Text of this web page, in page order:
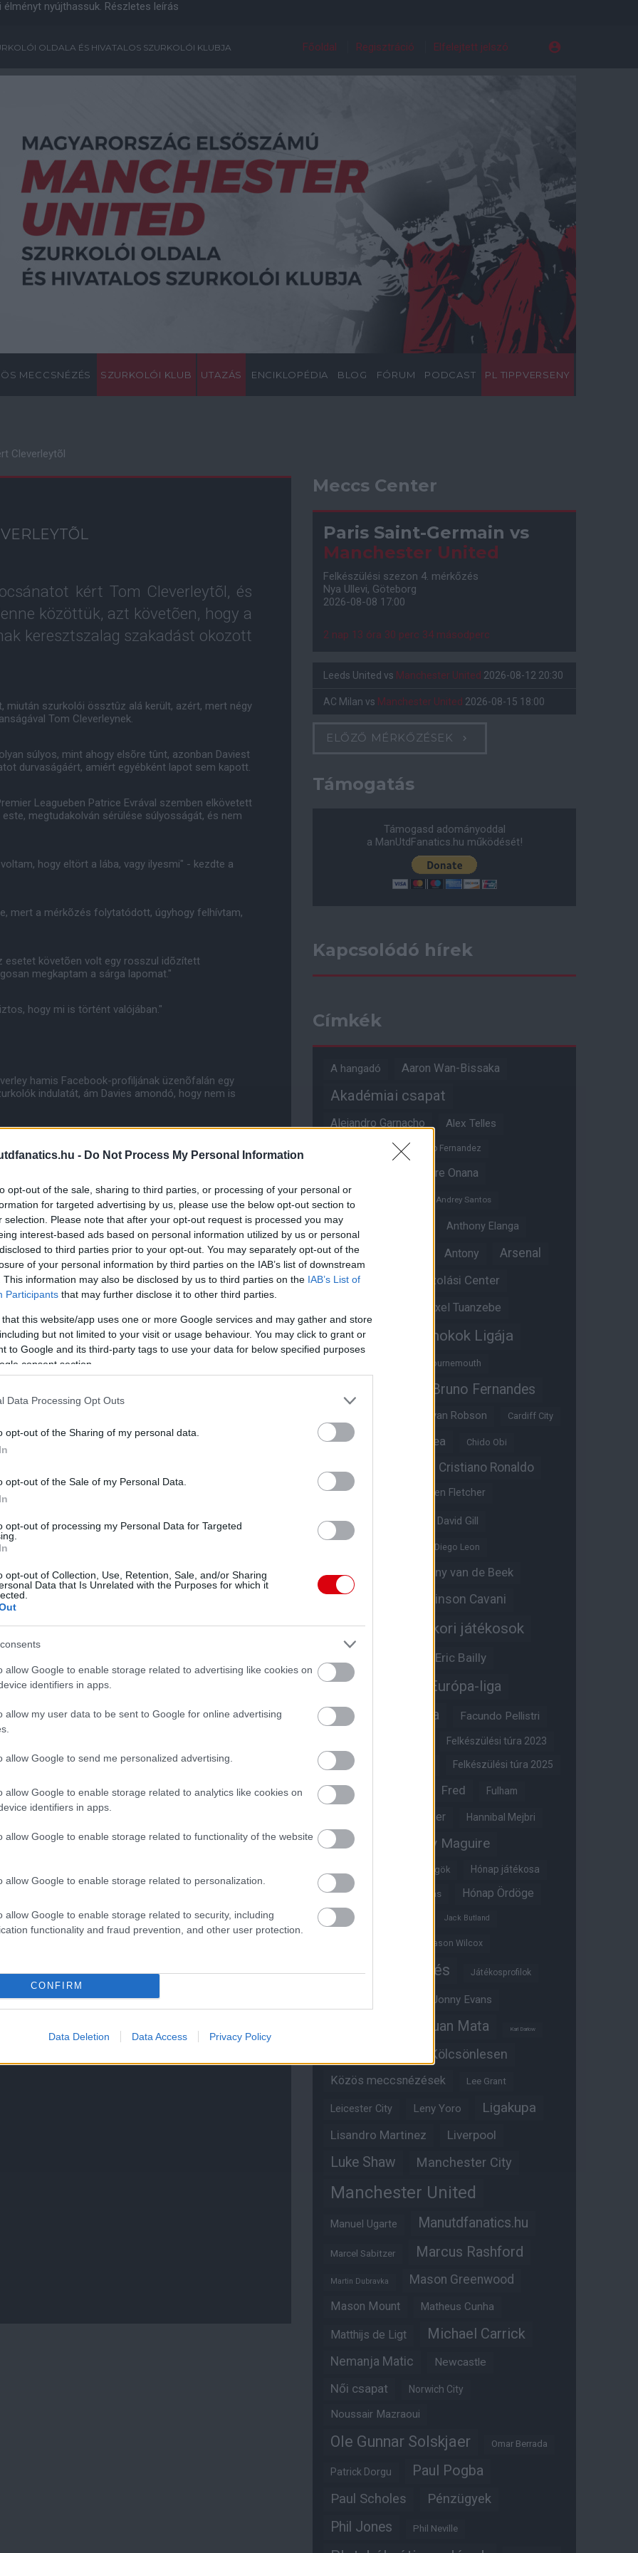
- Do Not Process My Personal Information
opt-out of the sale, sharing to third parties, or processing of your personal or
for targeted advertising by us, please use the below opt-out section to
selection. Please note that after your opt-out request is processed you may
interest-based ads based on personal information utilized by us or personal
to third parties prior to your opt-out. You may separately opt-out of the
of your personal information by third parties on the IAB’s list of downstream
This information may also be disclosed by us to third parties on the IAB’s List of
Participants that may further disclose it to other third parties.
that this website/app uses one or more Google services and may gather and store
but not limited to your visit or usage behaviour. You may click to grant or
to Google and its third-party tags to use your data for below specified purposes
consent section.
Data Processing Opt Outs
opt-out of the Sharing of my personal data.
opt-out of the Sale of my Personal Data.
opt-out of processing my Personal Data for Targeted
opt-out of Collection, Use, Retention, Sale, and/or Sharing
Data that Is Unrelated with the Purposes for which it
allow Google to enable storage related to advertising like cookies on
identifiers in apps.
allow my user data to be sent to Google for online advertising
allow Google to send me personalized advertising.
allow Google to enable storage related to analytics like cookies on
identifiers in apps.
allow Google to enable storage related to functionality of the website
allow Google to enable storage related to personalization.
allow Google to enable storage related to security, including
functionality and fraud prevention, and other user protection.
CONFIRM
Data Deletion Data Access Privacy Policy
nyújthassuk. Részletes leírás
OLDALA ÉS HIVATALOS SZURKOLÓI KLUBJA Főoldal Regisztráció Elfelejtett jelszó
MECCSNÉZÉS SZURKOLÓI KLUB UTAZÁS ENCIKLOPÉDIA BLOG FÓRUM PODCAST PL TIPPVERSENY
Cleverleytõl
kért Tom Cleverleytõl, és
közöttük, azt követõen, hogy a
keresztszalag szakadást okozott
miután szurkolói össztûz alá került, azért, mert négy
Tom Cleverleynek.
súlyos, mint ahogy elsõre tûnt, azonban Daviest
durvaságáért, amiért egyébként lapot sem kapott.
Leagueben Patrice Evrával szemben elkövetett
megtudakolván sérülése súlyosságát, és nem
hogy eltört a lába, vagy ilyesmi" - kezdte a
mert a mérkõzés folytatódott, úgyhogy felhívtam,
esetet követõen volt egy rosszul idõzített
megkaptam a sárga lapomat."
hogy mi is történt valójában."
hamis Facebook-profiljának üzenõfalán egy
indulatát, ám Davies amondó, hogy nem is
nem is kértem bocsánatot. De nem is tudtam, hogy
megtettem volna, és megis látogattam volna."
Igazából sms-t írtam, és õ hívott vissza. Azt
van az ügy. Ez egy fizikai kontaktusokkal járó
megtettem azért, hogy a Bolton megnyerje a
on is!
ésiOS-re!
működését!
Meccs Center
Paris Saint-Germain vs
Manchester United
Felkészülési szezon 4. mérkőzés
Nya Ullevi, Göteborg
2026-08-08 17:00
2 nap 13 óra 30 perc 33 másodperc
Leeds United vs Manchester United 2026-08-12 20:30
AC Milan vs Manchester United 2026-08-15 18:00
ELŐZŐ MÉRKŐZÉSEK
Támogatás
Támogasd adományoddal
a ManUtdFanatics.hu működését!
Kapcsolódó hírek
Címkék
A hangadó Aaron Wan-Bissaka
Akadémiai csapat
Alejandro Garnacho Alex Telles
Alvaro Fernandez
Andre Onana
Andreas Pereira
Andrey Santos
Angol válogatott Anthony Elanga
Anthony Martial Antony Arsenal
Aston Villa Átigazolási Center
Axel Tuanzebe
Ayden Heaven Bajnokok Ligája
Bournemouth
Bruno Fernandes
Bryan Robson Cardiff City
Casemiro Chelsea Chido Obi
Cristiano Ronaldo
Crystal Palace Darren Fletcher
David De Gea David Gill
Diego Leon
Diogo Dalot
Donny van de Beek
Edinson Cavani
Edzői stáb Egykori játékosok
Eric Bailly
Erik ten Hag Európa-liga
Everton FA-kupa Facundo Pellistri
Felkészülési túra 2023
Felkészülési túra 2024 Felkészülési túra 2025
Felkészülési túra 2026 Fred Fulham
Glazer Hannibal Mejbri
Harry Amass Harry Maguire
Híres magyar Vörös Ördögök Hónap játékosa
Hónap legjobbja szavazás Hónap Ördöge
Hull City Jack Butland
Jason Wilcox
Játékosértékelés Játékosprofilok
Jonny Evans
Juan Mata Karl Darlow
Kölcsönlesen
Közös meccsnézések Lee Grant
Leicester City Leny Yoro Ligakupa
Lisandro Martinez Liverpool
Luke Shaw Manchester City
Manchester United
Manuel Ugarte Manutdfanatics.hu
Marcel Sabitzer Marcus Rashford
Martin Dubravka Mason Greenwood
Mason Mount Matheus Cunha
Matthijs de Ligt Michael Carrick
Nemanja Matic Newcastle
Női csapat Norwich City
Noussair Mazraoui
Ole Gunnar Solskjaer Omar Berrada
Patrick Dorgu Paul Pogba
Paul Scholes Pénzügyek
Phil Jones Phil Neville